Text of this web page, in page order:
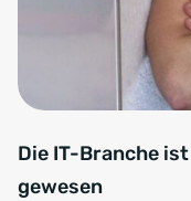
Die IT-Branche
gewesen